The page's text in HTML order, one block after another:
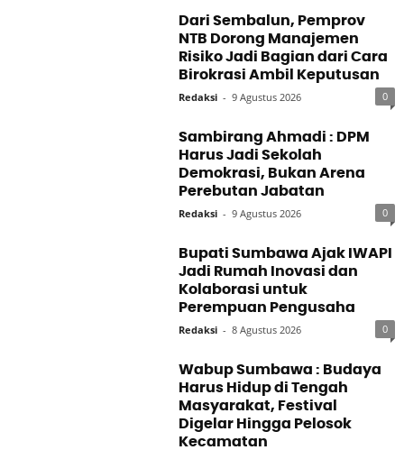
Dari Sembalun, Pemprov
NTB Dorong Manajemen
Risiko Jadi Bagian dari Cara
Birokrasi Ambil Keputusan
Redaksi - 9 Agustus 2026 0
Sambirang Ahmadi : DPM
Harus Jadi Sekolah
Demokrasi, Bukan Arena
Perebutan Jabatan
Redaksi - 9 Agustus 2026 0
Bupati Sumbawa Ajak IWAPI
Jadi Rumah Inovasi dan
Kolaborasi untuk
Perempuan Pengusaha
Redaksi - 8 Agustus 2026 0
Wabup Sumbawa : Budaya
Harus Hidup di Tengah
Masyarakat, Festival
Digelar Hingga Pelosok
Kecamatan